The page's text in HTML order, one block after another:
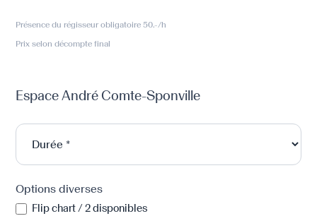
Présence du régisseur obligatoire 50.-/h
Prix selon décompte final
Espace André Comte-Sponville
Options diverses
Flip chart / 2 disponibles